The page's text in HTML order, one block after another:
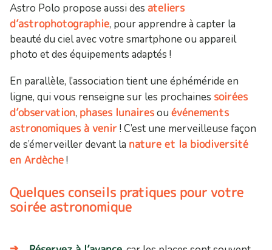
Astro Polo propose aussi des ateliers
d’astrophotographie, pour apprendre à capter la
beauté du ciel avec votre smartphone ou appareil
photo et des équipements adaptés !
En parallèle, l’association tient une éphéméride en
ligne, qui vous renseigne sur les prochaines soirées
d’observation, phases lunairesou événements
astronomiques à venir! C’est une merveilleuse façon
de s’émerveiller devant la nature et la biodiversité
en Ardèche!
Quelques conseils pratiques pour votre
soirée astronomique